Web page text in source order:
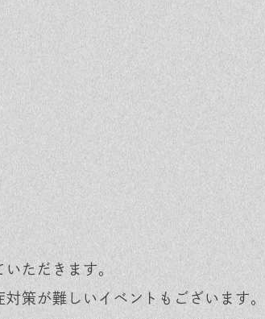
いただきます。
策が難しいイベントもございます。